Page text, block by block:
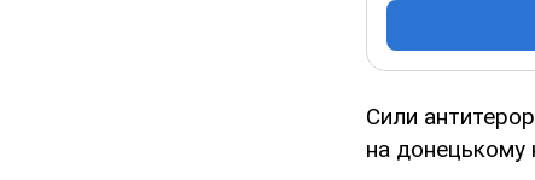
Сили
на донецькому